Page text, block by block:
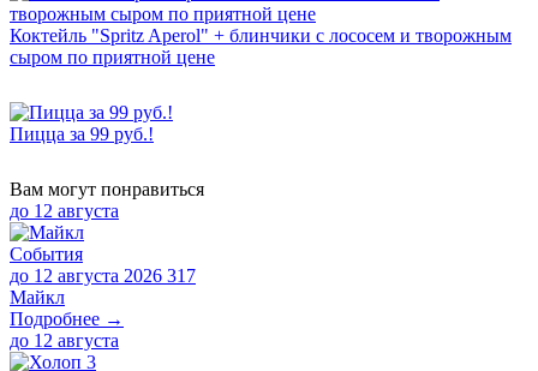
Коктейль "Spritz Aperol" + блинчики с лососем и творожным
сыром по приятной цене
Пицца за 99 руб.!
Вам могут понравиться
до 12 августа
События
до 12 августа 2026 317
Майкл
Подробнее →
до 12 августа